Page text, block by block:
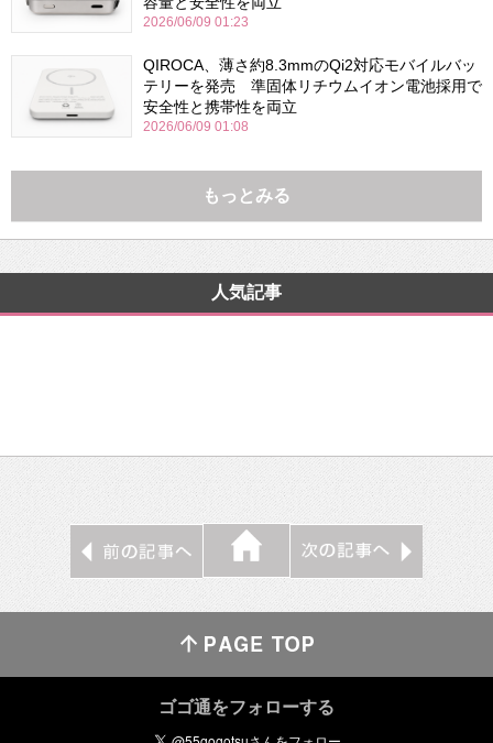
2026/06/09 01:23
QIROCA、薄さ約8.3mmのQi2対応モバイルバッ
テリーを発売 準固体リチウムイオン電池採用で
安全性と携帯性を両立
2026/06/09 01:08
もっとみる
人気記事
ゴゴ通をフォローする